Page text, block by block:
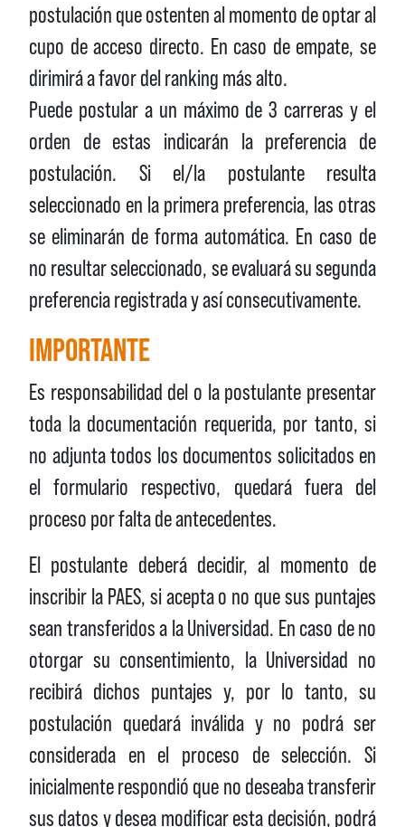
postulación que ostenten al momento de optar al
cupo de acceso directo. En caso de empate, se
dirimirá a favor del ranking más alto.
Puede postular a un máximo de 3 carreras y el
orden de estas indicarán la preferencia de
postulación. Si el/la postulante resulta
seleccionado en la primera preferencia, las otras
se eliminarán de forma automática. En caso de
no resultar seleccionado, se evaluará su segunda
preferencia registrada y así consecutivamente.
IMPORTANTE
Es responsabilidad del o la postulante presentar
toda la documentación requerida, por tanto, si
no adjunta todos los documentos solicitados en
el formulario respectivo, quedará fuera del
proceso por falta de antecedentes.
El postulante deberá decidir, al momento de
inscribir la PAES, si acepta o no que sus puntajes
sean transferidos a la Universidad. En caso de no
otorgar su consentimiento, la Universidad no
recibirá dichos puntajes y, por lo tanto, su
postulación quedará inválida y no podrá ser
considerada en el proceso de selección. Si
inicialmente respondió que no deseaba transferir
sus datos y desea modificar esta decisión, podrá